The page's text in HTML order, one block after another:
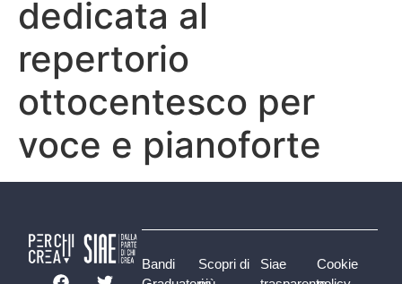
dedicata al
repertorio
ottocentesco per
voce e pianoforte
Bandi
Scopri di
Siae
Cookie